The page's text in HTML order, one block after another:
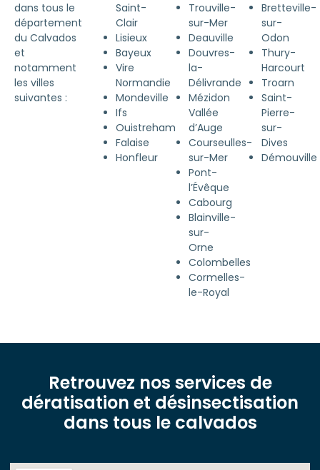
dans tous le
département
du Calvados
et
notamment
les villes
suivantes :
Saint-
Clair
Lisieux
Bayeux
Vire
Normandie
Mondeville
Ifs
Ouistreham
Falaise
Honfleur
Trouville-
sur-Mer
Deauville
Douvres-
la-
Délivrande
Mézidon
Vallée
d’Auge
Courseulles-
sur-Mer
Pont-
l’Évêque
Cabourg
Blainville-
sur-
Orne
Colombelles
Cormelles-
le-Royal
Bretteville-
sur-
Odon
Thury-
Harcourt
Troarn
Saint-
Pierre-
sur-
Dives
Démouville
Retrouvez nos services de
dératisation et désinsectisation
dans tous le calvados